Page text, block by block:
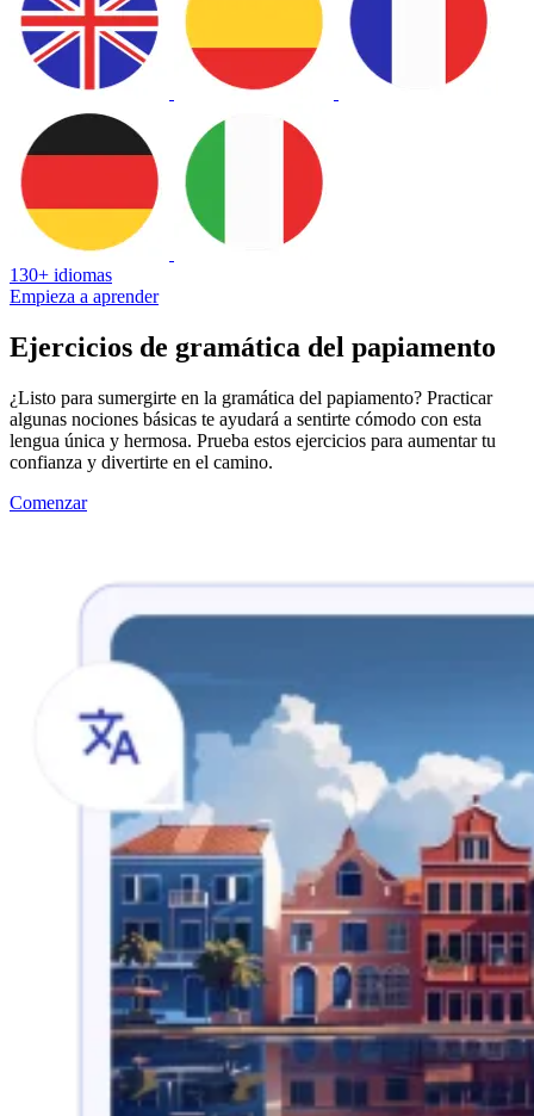
130+ idiomas
Empieza a aprender
Ejercicios de gramática del papiamento
¿Listo para sumergirte en la gramática del papiamento? Practicar
algunas nociones básicas te ayudará a sentirte cómodo con esta
lengua única y hermosa. Prueba estos ejercicios para aumentar tu
confianza y divertirte en el camino.
Comenzar